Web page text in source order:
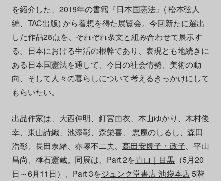
を紹介した、2019年の書籍『日本国憲法』( 松本弦人
編、TAC出版) から着想を得た展覧会。今回新たに選出
した作品28点を、それぞれ条文と組み合わせて展示す
る。日本における生活の根幹であり、表現とも地続きに
ある日本国憲法を通して、今日の社会情勢、美術の動
向、そして人々の暮らしについて考えるきっかけにして
もらいたい。
出品作家は、大西伸明、釘宮由衣、本山ゆかり、木村俊
幸、東山詩織、池添彰、森栄喜、 悪魔のしるし、森田
浩彰、長田奈緒、赤塚不二夫、 髙田安規子・政子、平山
昌尚、棰石憲蔵。同展は、Part 2を青山｜目黒（5月20
日～6月11日）、Part 3をジュンク堂書店 池袋本店5階